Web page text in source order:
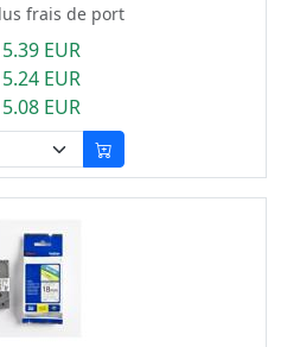
frais de port
EUR
EUR
EUR